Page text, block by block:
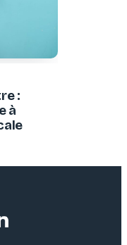
:
à